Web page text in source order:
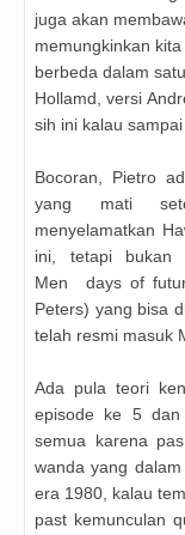
juga akan
memungkinkan
berbeda dalam
Hollamd, versi
sih ini kalau
Bocoran, Pietro
yang mati
menyelamatkan
ini, tetapi bukan
Men days of
Peters) yang bisa
telah resmi masuk
Ada pula teori
episode ke 5
semua karena
wanda yang
era 1980, kalau
past kemunculan